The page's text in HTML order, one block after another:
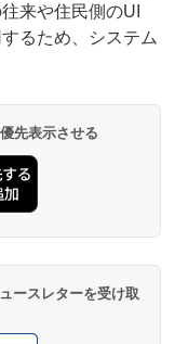
来や住民側のUI
るため、システム
先表示させる
ースレターを受け取